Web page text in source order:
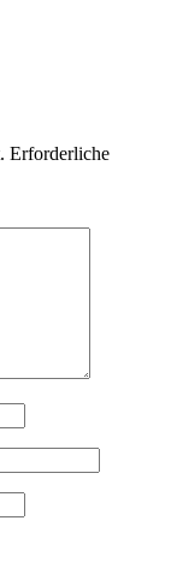
Erforderliche